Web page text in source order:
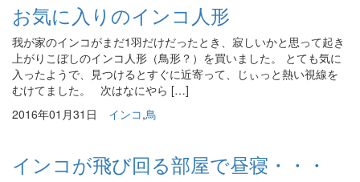
お気に入りのインコ人形
我が家のインコがまだ1羽だけだったとき、寂しいかと思って起き
上がりこぼしのインコ人形（鳥形？）を買いました。 とても気に
入ったようで、見つけるとすぐに近寄って、じぃっと熱い視線を
むけてました。 次はなにやら […]
2016年01月31日 インコ,鳥
インコが飛び回る部屋で昼寝・・・